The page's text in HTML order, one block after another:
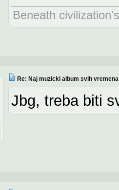
Beneath
Re: Naj muzicki album svih vremena
Jbg, treba biti